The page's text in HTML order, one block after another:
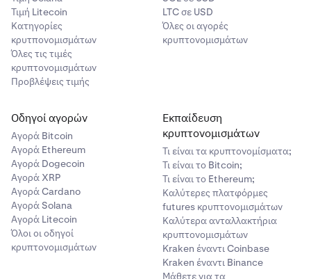
United States (Ηνωμένες Πολιτείες).
- Στην ενότητα
Send Options(Επιλογές Αποστολής)
επιλέξτε
Μεταφορά).
Χρημάτων στις ΗΠΑ) εισαγάγετε τους αριθμούς
δρομολόγησης και λογαριασμού (από το βήμα 1).
- Ελέγξτε ότι όλες οι πληροφορίες είναι σωστές και
επιλέξτε το πλαίσιο
Yes, it is correct(Ναι, είναι
σωστό). Στη συνέχεια, κάντε κλικ στο κουμπίAdd
(Προσθήκη).
4
Δημιουργία μεταφοράς
Pay Now(Πληρωμή τώρα).
Τιμή Litecoin
Κατηγορίες
κρυτπονομισμάτων
Όλες τις τιμές
κρυπτονομισμάτων
Προβλέψεις τιμής
LTC σε USD
Όλες οι αγορές
κρυπτονομισμάτων
Οδηγοί αγορών
Αγορά Bitcoin
Αγορά Ethereum
Αγορά Dogecoin
Αγορά XRP
Αγορά Cardano
Αγορά Solana
Αγορά Litecoin
Όλοι οι οδηγοί
κρυπτονομισμάτων
Εκπαίδευση
κρυπτονομισμάτων
Τι είναι τα κρυπτονομίσματα;
Τι είναι το Bitcoin;
Τι είναι το Ethereum;
Καλύτερες πλατφόρμες
futures κρυπτονομισμάτων
Καλύτερα ανταλλακτήρια
κρυπτονομισμάτων
Kraken έναντι Coinbase
Kraken έναντι Binance
Μάθετε για τα